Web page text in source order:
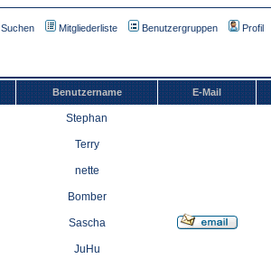
Suchen Mitgliederliste Benutzergruppen Profil
Benutzername E-Mail
Stephan
Terry
nette
Bomber
Sascha
JuHu